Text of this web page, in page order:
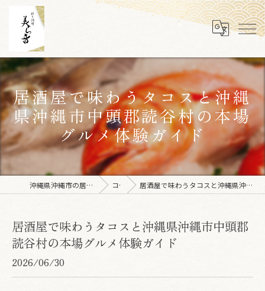
居酒屋で味わうタコスと沖縄
県沖縄市中頭郡読谷村の本場
グルメ体験ガイド
沖縄県沖縄市の居酒屋なら彩り酒場 美ら音 コラム 居酒屋で味わうタコスと沖縄県沖縄市中頭郡読谷村の本場グルメ体験ガイド
居酒屋で味わうタコスと沖縄県沖縄市中頭郡
読谷村の本場グルメ体験ガイド
2026/06/30